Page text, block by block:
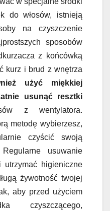
do włosów, istnieją
na czyszczenie
sposobów
z końcówką
kurz i brud z wnętrza
użyć miękkiej
usunąć resztki
z wentylatora.
metodę wybierzesz,
czyścić swoją
usuwanie
utrzymać higieniczne
żywotność twojej
aby przed użyciem
czyszczącego,